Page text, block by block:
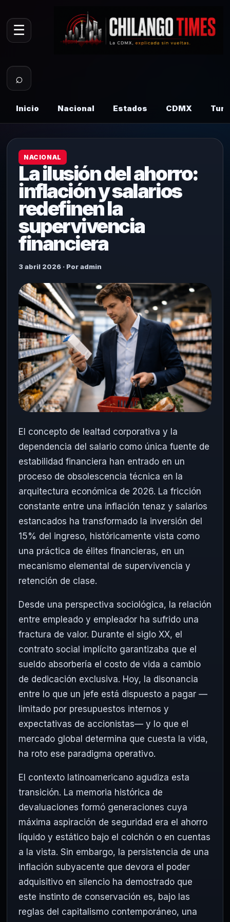
☰
⌕
Inicio Nacional Estados CDMX
NACIONAL
La ilusión del ahorro:
inflación y salarios
redefinen la
supervivencia
financiera
3 abril 2026 · Por admin
El concepto de lealtad corporativa y la
dependencia del salario como única fuente de
estabilidad financiera han entrado en un
proceso de obsolescencia técnica en la
arquitectura económica de 2026. La fricción
constante entre una inflación tenaz y salarios
estancados ha transformado la inversión del
15% del ingreso, históricamente vista como
una práctica de élites financieras, en un
mecanismo elemental de supervivencia y
retención de clase.
Desde una perspectiva sociológica, la relación
entre empleado y empleador ha sufrido una
fractura de valor. Durante el siglo XX, el
contrato social implícito garantizaba que el
sueldo absorbería el costo de vida a cambio
de dedicación exclusiva. Hoy, la disonancia
entre lo que un jefe está dispuesto a pagar —
limitado por presupuestos internos y
expectativas de accionistas— y lo que el
mercado global determina que cuesta la vida,
ha roto ese paradigma operativo.
El contexto latinoamericano agudiza esta
transición. La memoria histórica de
devaluaciones formó generaciones cuya
máxima aspiración de seguridad era el ahorro
líquido y estático bajo el colchón o en cuentas
a la vista. Sin embargo, la persistencia de una
inflación subyacente que devora el poder
adquisitivo en silencio ha demostrado que
este instinto de conservación es, bajo las
reglas del capitalismo contemporáneo, una